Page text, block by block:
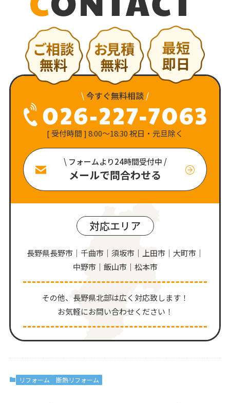
\今すぐ無料相談 /
[ 受付時間 ] 8:00〜18:30 祝日・元旦除く
\ フォームより24時間受付中 /
メールで問合わせる
対応エリア
長野県長野市｜千曲市｜須坂市｜上田市｜大町市｜
中野市｜飯山市｜松本市
その他、⻑野県北部は広く対応致します！
お気軽にお問い合わせください！
リフォーム 断熱リフォーム